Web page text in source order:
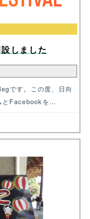
しました
です。この度、日向
とFacebookを…